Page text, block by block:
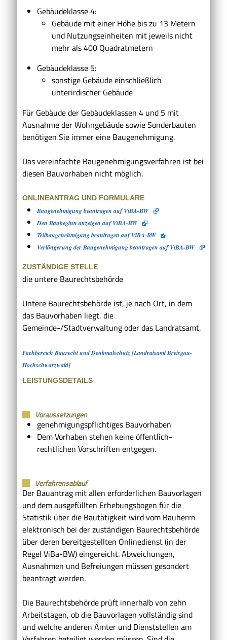
Gebäudeklasse 4:
Gebäude mit einer Höhe bis zu 13 Metern
und Nutzungseinheiten mit jeweils nicht
mehr als 400 Quadratmetern
Gebäudeklasse 5:
sonstige Gebäude einschließlich
unterirdischer Gebäude
Für Gebäude der Gebäudeklassen 4 und 5 mit
Ausnahme der Wohngebäude sowie Sonderbauten
benötigen Sie immer eine Baugenehmigung.
Das vereinfachte Baugenehmigungsverfahren ist bei
diesen Bauvorhaben nicht möglich.
ONLINEANTRAG UND FORMULARE
Baugenehmigung beantragen auf ViBA-BW
Den Baubeginn anzeigen auf ViBA-BW
Teilbaugenehmigung beantragen auf ViBA-BW
Verlängerung der Baugenehmigung beantragen auf ViBA-BW
ZUSTÄNDIGE STELLE
die untere Baurechtsbehörde
Untere Baurechtsbehörde ist, je nach Ort, in dem
das Bauvorhaben liegt, die
Gemeinde-/Stadtverwaltung oder das Landratsamt.
Fachbereich Baurecht und Denkmalschutz [Landratsamt Breisgau-
Hochschwarzwald]
LEISTUNGSDETAILS
Voraussetzungen
genehmigungspflichtiges Bauvorhaben
Dem Vorhaben stehen keine öffentlich-
rechtlichen Vorschriften entgegen.
Verfahrensablauf
Der Bauantrag mit allen erforderlichen Bauvorlagen
und dem ausgefüllten Erhebungsbogen für die
Statistik über die Bautätigkeit wird vom Bauherrn
elektronisch bei der zuständigen Baurechtsbehörde
über deren bereitgestellten Onlinedienst (in der
Regel ViBa-BW) eingereicht. Abweichungen,
Ausnahmen und Befreiungen müssen gesondert
beantragt werden.
Die Baurechtsbehörde prüft innerhalb von zehn
Arbeitstagen, ob die Bauvorlagen vollständig sind
und welche anderen Ämter und Dienststellen am